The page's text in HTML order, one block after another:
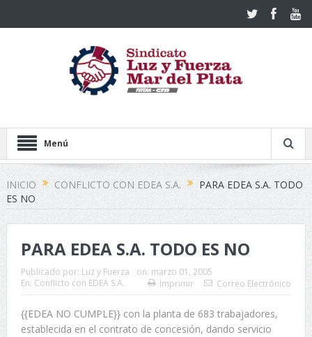
Menú
INICIO CONFLICTO CON EDEA S.A.
PARA EDEA S.A. TODO
ES NO
PARA EDEA S.A. TODO ES NO
Publicado por: Luz y Fuerza on: marzo 01, 2005
En: Conflicto con EDEA S.A. Imprimir Correo Electrónico
{{EDEA NO CUMPLE}} con la planta de 683 trabajadores,
establecida en el contrato de concesión, dando servicio